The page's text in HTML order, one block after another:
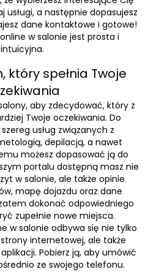
usługi, a następnie dopasujesz
dane kontaktowe i gotowe!
w salonie jest prosta i
intuicyjna.
który spełnia Twoje
aby zdecydować, który z
Twoje oczekiwania. Do
usług związanych z
depilacją, a nawet
możesz dopasować ją do
portalu dostępną masz nie
w salonie, ale także opinie
mapę dojazdu oraz dane
dokonać odpowiedniego
zupełnie nowe miejsca.
w salonie odbywa się nie tylko
internetowej, ale także
Pobierz ją, aby umówić
ze swojego telefonu.